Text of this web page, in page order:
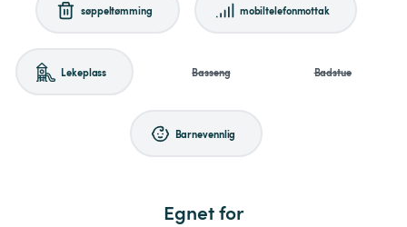
søppeltømming mobiltelefonmottak
Lekeplass Basseng Badstue
Barnevennlig
Egnet for